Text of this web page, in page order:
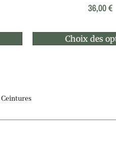
36,00€
Choix des
Ceintures